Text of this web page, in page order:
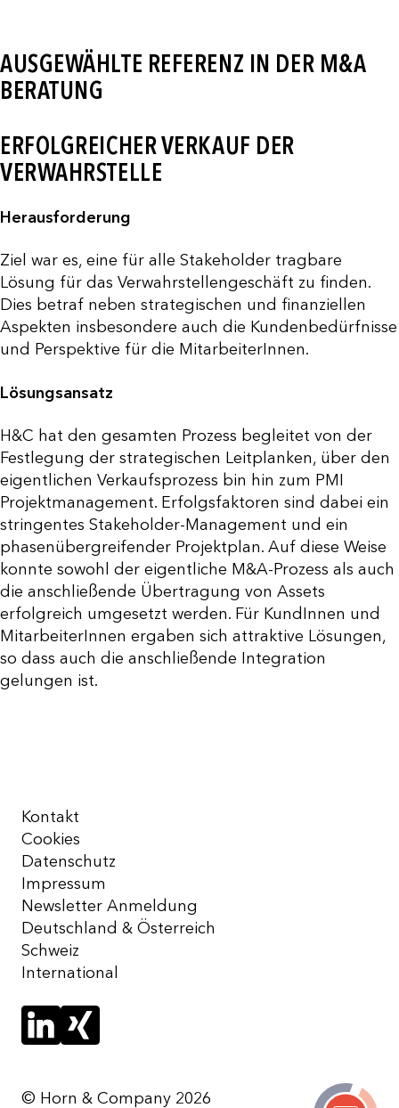
AUSGEWÄHLTE REFERENZ IN DER M&A
BERATUNG
ERFOLGREICHER VERKAUF DER
VERWAHRSTELLE
Herausforderung
Ziel war es, eine für alle Stakeholder tragbare
Lösung für das Verwahrstellengeschäft zu finden.
Dies betraf neben strategischen und finanziellen
Aspekten insbesondere auch die Kundenbedürfnisse
und Perspektive für die MitarbeiterInnen.
Lösungsansatz
H&C hat den gesamten Prozess begleitet von der
Festlegung der strategischen Leitplanken, über den
eigentlichen Verkaufsprozess bin hin zum PMI
Projektmanagement. Erfolgsfaktoren sind dabei ein
stringentes Stakeholder-Management und ein
phasenübergreifender Projektplan. Auf diese Weise
konnte sowohl der eigentliche M&A-Prozess als auch
die anschließende Übertragung von Assets
erfolgreich umgesetzt werden. Für KundInnen und
MitarbeiterInnen ergaben sich attraktive Lösungen,
so dass auch die anschließende Integration
gelungen ist.
Kontakt
Cookies
Datenschutz
Impressum
Newsletter Anmeldung
Deutschland & Österreich
Schweiz
International
© Horn & Company 2026